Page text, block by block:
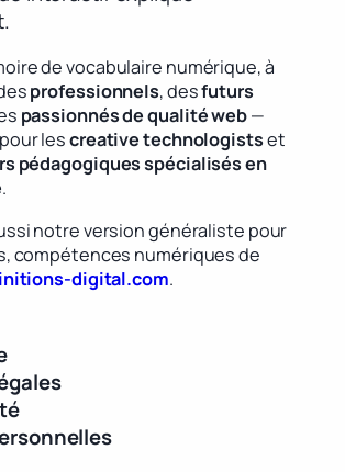
de vocabulaire numérique, à
professionnels, desfuturs
passionnés de qualité web—
lescreative technologistset
pédagogiques spécialisés en
.
notre version généraliste pour
compétences numériques de
digital.com.